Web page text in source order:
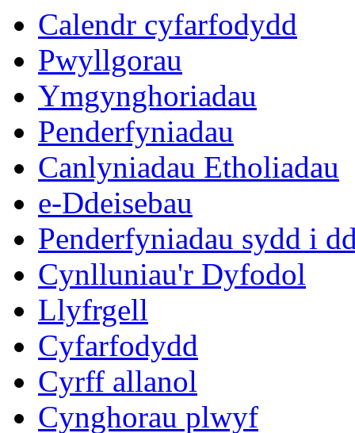
Calendr cyfarfodydd
Pwyllgorau
Ymgynghoriadau
Penderfyniadau
Canlyniadau Etholiadau
e-Ddeisebau
Penderfyniadau sydd i
Cynlluniau'r Dyfodol
Llyfrgell
Cyfarfodydd
Cyrff allanol
Cynghorau plwyf